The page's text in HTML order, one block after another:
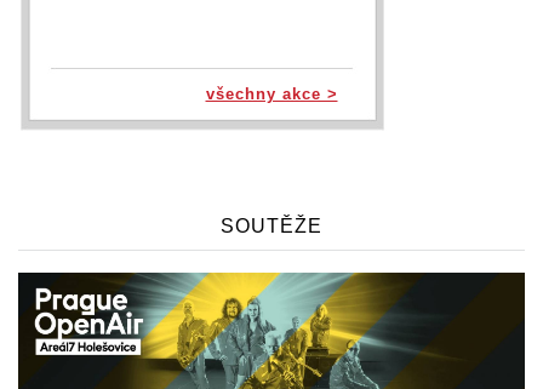
všechny akce >
SOUTĚŽE